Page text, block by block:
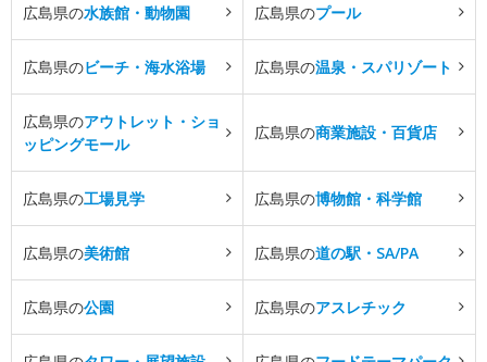
広島県の水族館・動物園 広島県のプール
広島県のビーチ・海水浴場 広島県の温泉・スパリゾート
広島県のアウトレット・ショ
ッピングモール
広島県の商業施設・百貨店
広島県の工場見学 広島県の博物館・科学館
広島県の美術館 広島県の道の駅・SA/PA
広島県の公園 広島県のアスレチック